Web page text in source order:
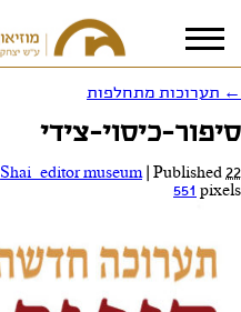
אני מאשר/ת אתתנאי הפרטיות
← תערוכות מתחלפות
סיפור-כיסוי-צידי
Shai_editor museum Published22 בפברואר 2023
551 pixels